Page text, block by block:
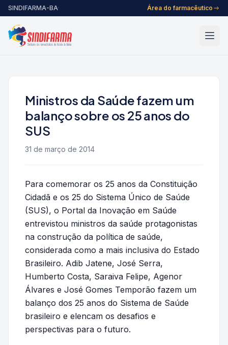
Pular para o conteúdo
SINDIFARMA-BA· Área do farmacêutico
Ministros da Saúde fazem um
balanço sobre os 25 anos do
SUS
31 de março de 2014
Para comemorar os 25 anos da Constituição
Cidadã e os 25 do Sistema Único de Saúde
(SUS), o Portal da Inovação em Saúde
entrevistou ministros da saúde protagonistas
na construção da política de saúde,
considerada como a mais inclusiva do Estado
Brasileiro. Adib Jatene, José Serra,
Humberto Costa, Saraiva Felipe, Agenor
Álvares e José Gomes Temporão fazem um
balanço dos 25 anos do Sistema de Saúde
brasileiro e elencam os desafios e
perspectivas para o futuro.